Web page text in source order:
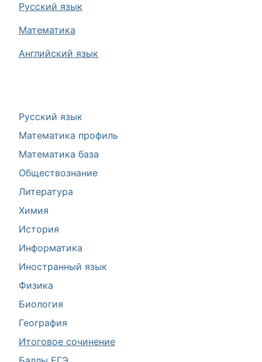
Русский язык
Математика профиль
Математика база
Обществознание
Литература
Химия
История
Информатика
Иностранный язык
Физика
Биология
География
Итоговое сочинение
Русский язык
Математика
Английский язык